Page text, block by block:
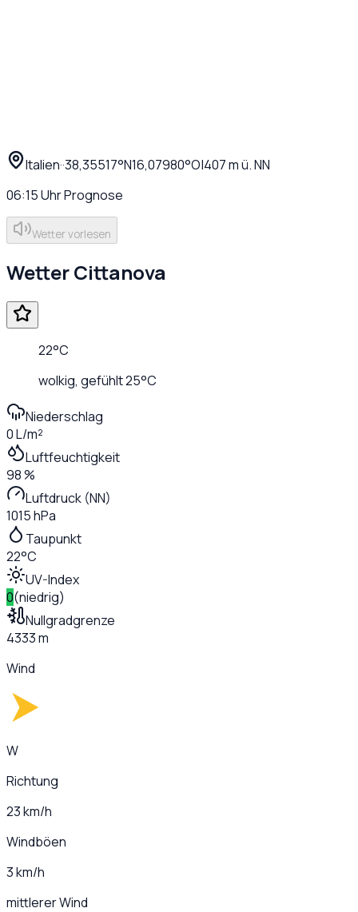
Italien··38,35517°N16,07980°O|407m ü. NN
06:15UhrPrognose
Wetter vorlesen
WetterCittanova
22°C
wolkig, gefühlt25°C
Niederschlag
0 L/m²
Luftfeuchtigkeit
98 %
Luftdruck (NN)
1015 hPa
Taupunkt
22°C
UV-Index
0(niedrig)
Nullgradgrenze
4333 m
Wind
W
Richtung
23 km/h
Windböen
3 km/h
mittlerer Wind